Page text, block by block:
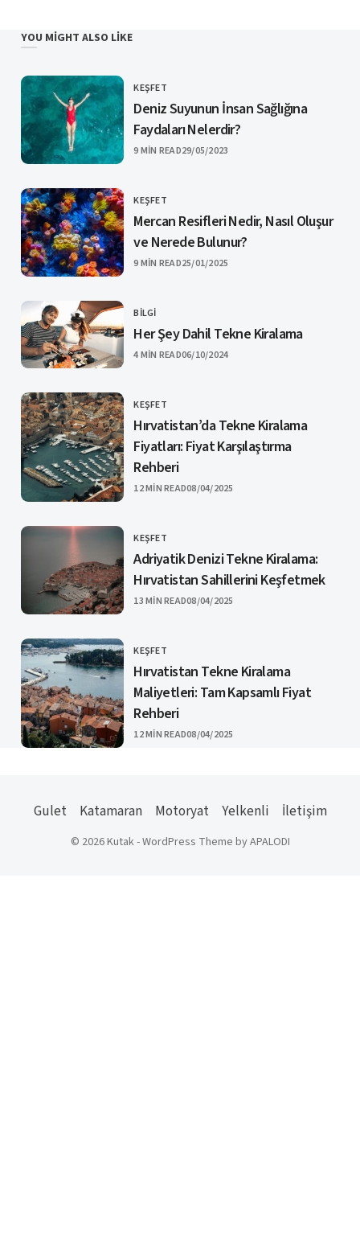
YOU MIGHT ALSO LIKE
CATEGORY
KEŞFET
Deniz Suyunun İnsan Sağlığına
Faydaları Nelerdir?
9 MIN READPUBLISHED
29/05/2023
CATEGORY
KEŞFET
Mercan Resifleri Nedir, Nasıl Oluşur
ve Nerede Bulunur?
9 MIN READPUBLISHED
25/01/2025
CATEGORY
BILGI
Her Şey Dahil Tekne Kiralama
4 MIN READPUBLISHED
06/10/2024
CATEGORY
KEŞFET
Hırvatistan’da Tekne Kiralama
Fiyatları: Fiyat Karşılaştırma
Rehberi
12 MIN READPUBLISHED
08/04/2025
CATEGORY
KEŞFET
Adriyatik Denizi Tekne Kiralama:
Hırvatistan Sahillerini Keşfetmek
13 MIN READPUBLISHED
08/04/2025
CATEGORY
KEŞFET
Hırvatistan Tekne Kiralama
Maliyetleri: Tam Kapsamlı Fiyat
Rehberi
12 MIN READPUBLISHED
08/04/2025
Gulet Katamaran Motoryat Yelkenli İletişim
© 2026 Kutak - WordPress Theme by APALODI